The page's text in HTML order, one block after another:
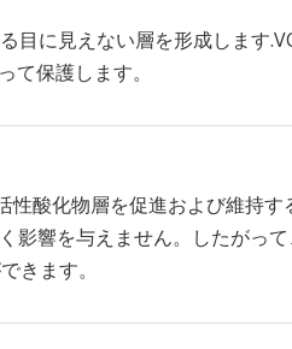
目に見えない層を形成します
保護します。
酸化物層を促進および維持
影響を与えません。したがっ
きます。